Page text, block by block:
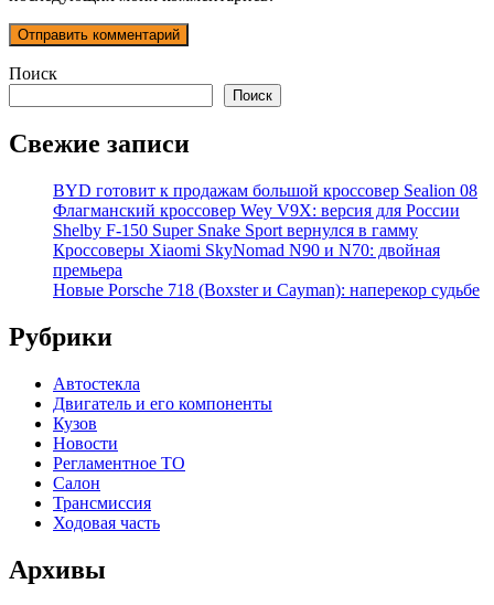
Поиск
Поиск
Свежие записи
BYD готовит к продажам большой кроссовер Sealion 08
Флагманский кроссовер Wey V9X: версия для России
Shelby F-150 Super Snake Sport вернулся в гамму
Кроссоверы Xiaomi SkyNomad N90 и N70: двойная
премьера
Новые Porsche 718 (Boxster и Cayman): наперекор судьбе
Рубрики
Автостекла
Двигатель и его компоненты
Кузов
Новости
Регламентное ТО
Салон
Трансмиссия
Ходовая часть
Архивы